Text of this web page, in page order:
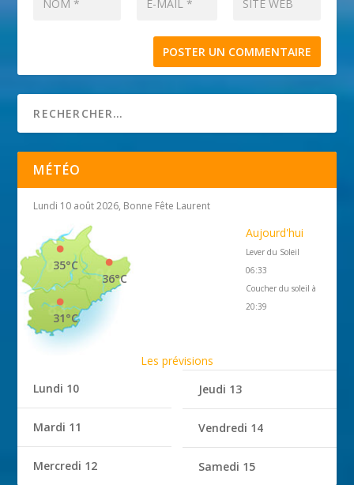
MÉTÉO
Lundi 10 août 2026, Bonne Fête Laurent
36°C
35°C
31°C
Aujourd'hui
Lever du Soleil
06:33
Coucher du soleil à
20:39
Les prévisions
Lundi 10
Mardi 11
Mercredi 12
Jeudi 13
Vendredi 14
Samedi 15